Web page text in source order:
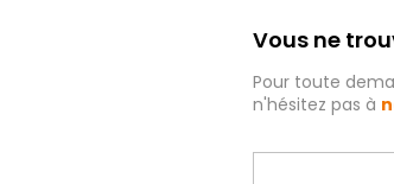
Vous ne
Pour toute
n'hésitez pas à